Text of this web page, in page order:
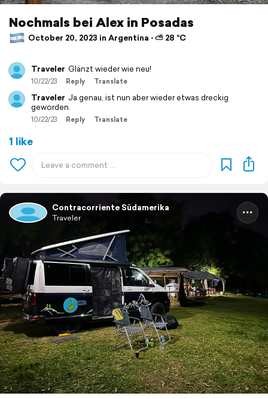
Nochmals bei Alex in Posadas
October 20, 2023 in Argentina ⋅ ⛅ 28 °C
Traveler Glänzt wieder wie neu!
10/22/23 Reply Translate
Traveler Ja genau, ist nun aber wieder etwas dreckig
geworden.
10/22/23 Reply Translate
1 like
Contracorriente Südamerika
Traveler